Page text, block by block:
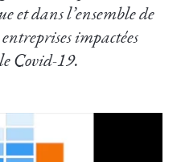
dans l’ensemble de
impactées
Covid-19.